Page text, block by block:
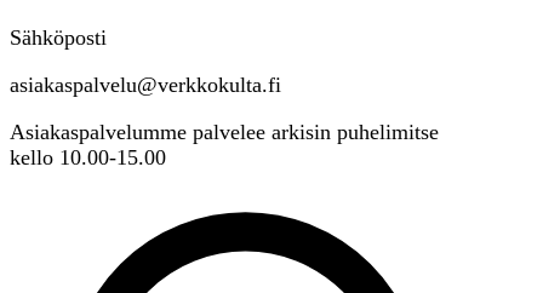
Sähköposti
asiakaspalvelu@verkkokulta.fi
Asiakaspalvelumme palvelee arkisin puhelimitse
kello 10.00-15.00